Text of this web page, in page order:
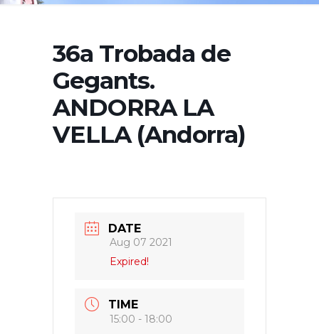
36a Trobada de
Gegants.
ANDORRA LA
VELLA (Andorra)
DATE
Aug 07 2021
Expired!
TIME
15:00 - 18:00